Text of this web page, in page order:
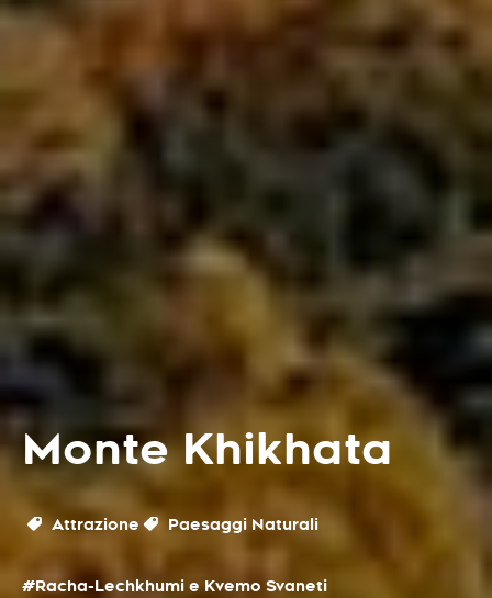
Monte Khikhata
Attrazione Paesaggi Naturali
#Racha-Lechkhumi e Kvemo Svaneti